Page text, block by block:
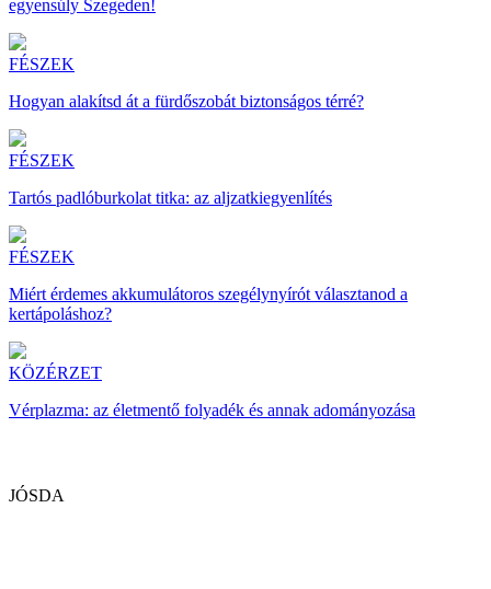
egyensúly Szegeden!
FÉSZEK
Hogyan alakítsd át a fürdőszobát biztonságos térré?
FÉSZEK
Tartós padlóburkolat titka: az aljzatkiegyenlítés
FÉSZEK
Miért érdemes akkumulátoros szegélynyírót választanod a
kertápoláshoz?
KÖZÉRZET
Vérplazma: az életmentő folyadék és annak adományozása
JÓSDA